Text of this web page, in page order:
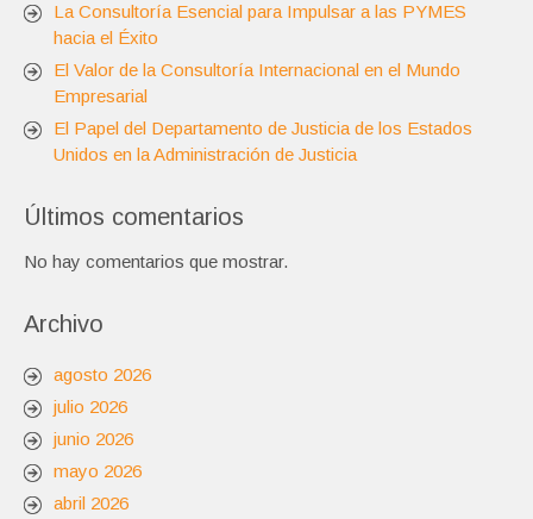
La Consultoría Esencial para Impulsar a las PYMES
hacia el Éxito
El Valor de la Consultoría Internacional en el Mundo
Empresarial
El Papel del Departamento de Justicia de los Estados
Unidos en la Administración de Justicia
Últimos comentarios
No hay comentarios que mostrar.
Archivo
agosto 2026
julio 2026
junio 2026
mayo 2026
abril 2026